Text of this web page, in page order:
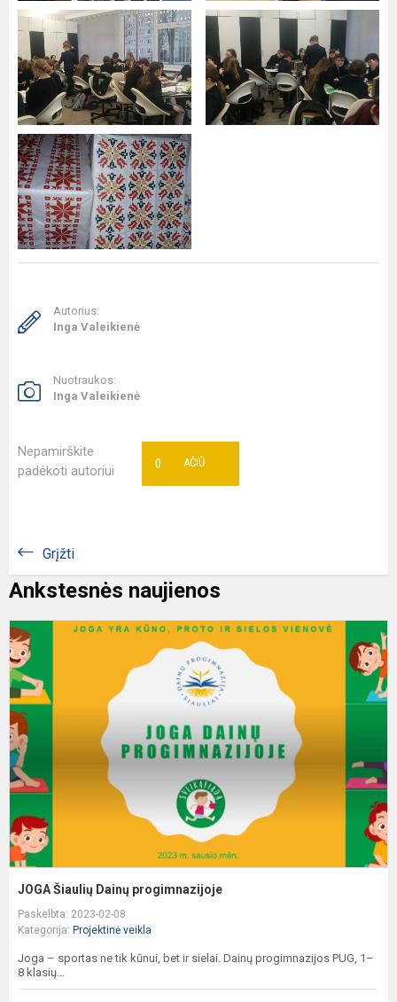
Autorius:
Inga Valeikienė
Nuotraukos:
Inga Valeikienė
Nepamirškite
padėkoti autoriui
AČIŪ
0
Grįžti
Ankstesnės naujienos
JOGA Šiaulių Dainų progimnazijoje
Paskelbta: 2023-02-08
Kategorija: Projektinė veikla
Joga – sportas ne tik kūnui, bet ir sielai. Dainų progimnazijos PUG, 1–
8 klasių...